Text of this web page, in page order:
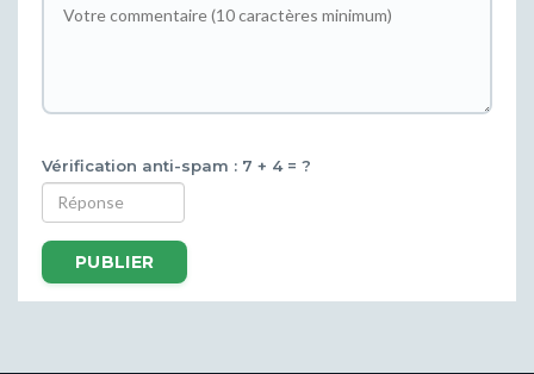
Vérification anti-spam : 7 + 4 = ?
PUBLIER